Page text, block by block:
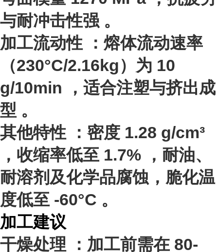
与耐冲击性强 。
加工流动性 ：熔体流动速率
（230°C/2.16kg）为 10
g/10min ，适合注塑与挤出成
型 。
其他特性 ：密度 1.28 g/cm³
，收缩率低至 1.7% ，耐油、
耐溶剂及化学品腐蚀，脆化温
度低至 -60°C 。
加工建议
干燥处理 ：加工前需在 80-